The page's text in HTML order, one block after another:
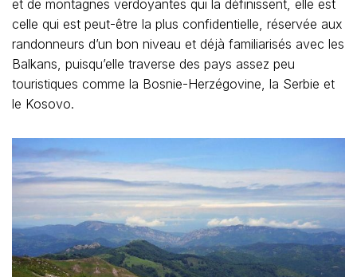
et de montagnes verdoyantes qui la définissent, elle est
celle qui est peut-être la plus confidentielle, réservée aux
randonneurs d’un bon niveau et déjà familiarisés avec les
Balkans, puisqu’elle traverse des pays assez peu
touristiques comme la Bosnie-Herzégovine, la Serbie et
le Kosovo.